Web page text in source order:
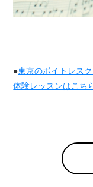
●東京のボイトレス
体験レッスンはこち